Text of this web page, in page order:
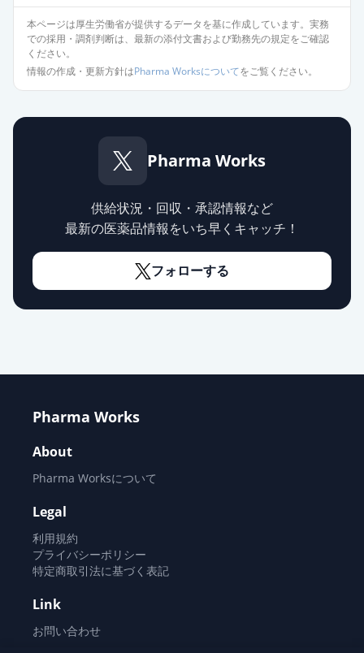
本ページは厚生労働省が提供するデータを基に作成しています。実務
での採用・調剤判断は、最新の添付文書および勤務先の規定をご確認
ください。
情報の作成・更新方針はPharma Worksについてをご覧ください。
Pharma Works
供給状況・回収・承認情報など
最新の医薬品情報をいち早くキャッチ！
フォローする
Pharma Works
About
Pharma Worksについて
Legal
利用規約
プライバシーポリシー
特定商取引法に基づく表記
Link
お問い合わせ